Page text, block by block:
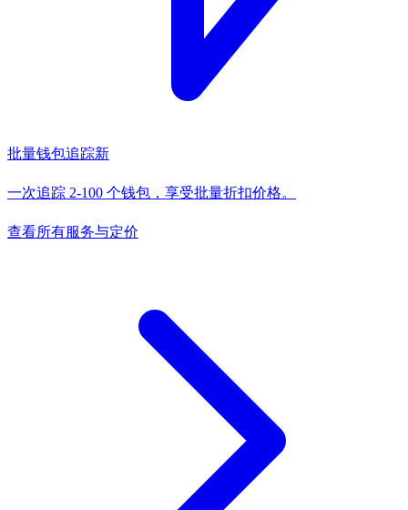
批量钱包追踪新
一次追踪 2-100 个钱包，享受批量折扣价格。
查看所有服务与定价